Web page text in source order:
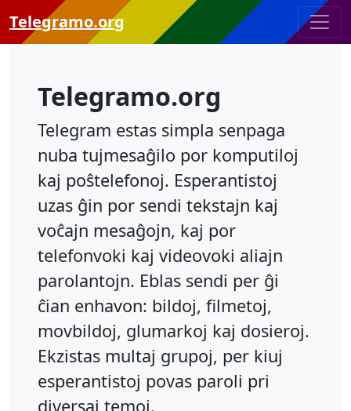
Telegramo.org
Telegramo.org
Telegram estas simpla senpaga
nuba tujmesaĝilo por komputiloj
kaj poŝtelefonoj. Esperantistoj
uzas ĝin por sendi tekstajn kaj
voĉajn mesaĝojn, kaj por
telefonvoki kaj videovoki aliajn
parolantojn. Eblas sendi per ĝi
ĉian enhavon: bildoj, filmetoj,
movbildoj, glumarkoj kaj dosieroj.
Ekzistas multaj grupoj, per kiuj
esperantistoj povas paroli pri
diversaj temoj.